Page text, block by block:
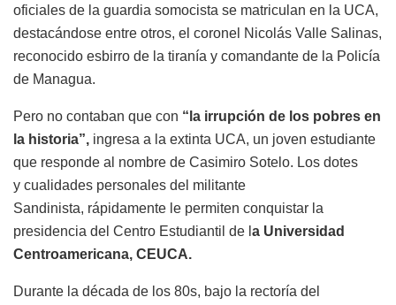
oficiales de la guardia somocista se matriculan en la UCA,
destacándose entre otros, el coronel Nicolás Valle Salinas,
reconocido esbirro de la tiranía y comandante de la Policía
de Managua.
Pero no contaban que con “la irrupción de los pobres en
la historia”, ingresa a la extinta UCA, un joven estudiante
que responde al nombre de Casimiro Sotelo. Los dotes
y cualidades personales del militante
Sandinista, rápidamente le permiten conquistar la
presidencia del Centro Estudiantil de l a Universidad
Centroamericana, CEUCA.
Durante la década de los 80s, bajo la rectoría del